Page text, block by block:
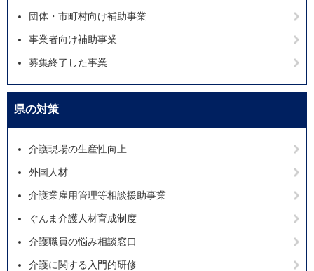
団体・市町村向け補助事業
事業者向け補助事業
募集終了した事業
県の対策
介護現場の生産性向上
外国人材
介護業雇用管理等相談援助事業
ぐんま介護人材育成制度
介護職員の悩み相談窓口
介護に関する入門的研修